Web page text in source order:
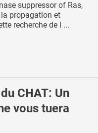
suppressor of Ras,
propagation et
recherche de l ...
CHAT: Un
vous tuera